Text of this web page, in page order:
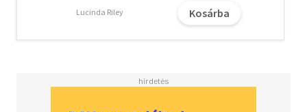
Lucinda Riley Kosárba